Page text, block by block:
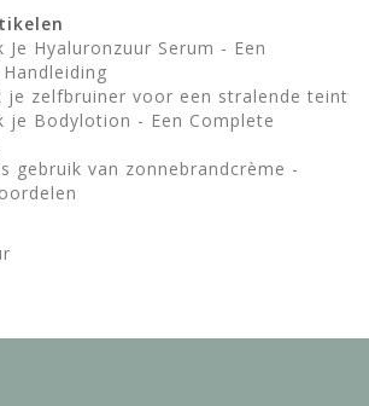
Je Hyaluronzuur Serum - Een
je zelfbruiner voor een stralende teint
je Bodylotion - Een Complete
gebruik van zonnebrandcrème -